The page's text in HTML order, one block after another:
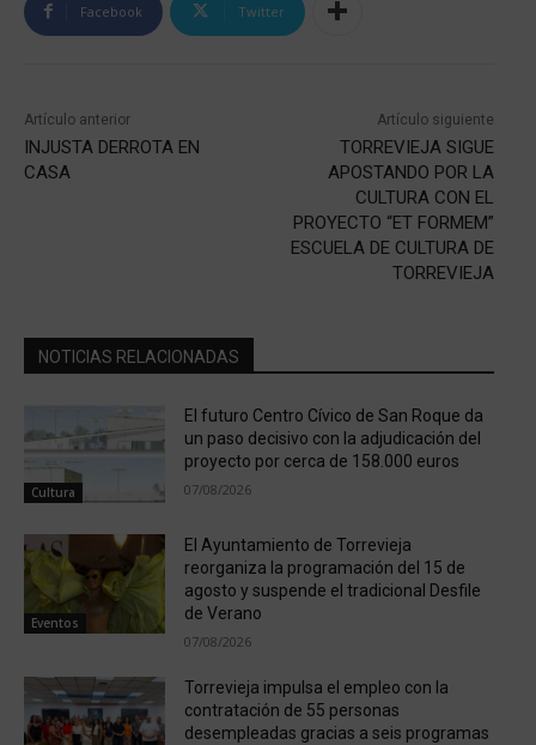
Facebook Twitter
Artículo anterior
INJUSTA DERROTA EN
CASA
Artículo siguiente
TORREVIEJA SIGUE
APOSTANDO POR LA
CULTURA CON EL
PROYECTO “ET FORMEM”
ESCUELA DE CULTURA DE
TORREVIEJA
NOTICIAS RELACIONADAS
Cultura
El futuro Centro Cívico de San Roque da
un paso decisivo con la adjudicación del
proyecto por cerca de 158.000 euros
07/08/2026
Eventos
El Ayuntamiento de Torrevieja
reorganiza la programación del 15 de
agosto y suspende el tradicional Desfile
de Verano
07/08/2026
Torrevieja impulsa el empleo con la
contratación de 55 personas
desempleadas gracias a seis programas